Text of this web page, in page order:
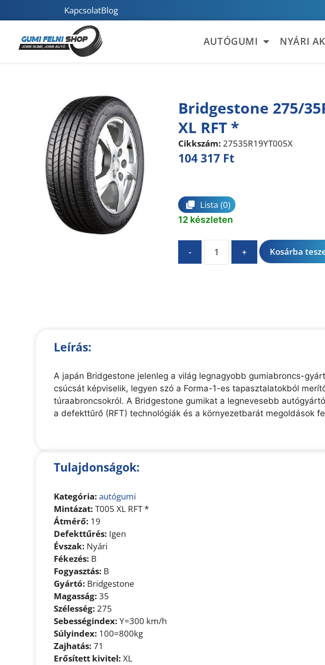
KapcsolatBlog
AUTÓGUMI NYÁRI
Bridgestone 275/
XL RFT *
Cikkszám: 27535R19YT005X
104 317 Ft
Lista (0)
12 készleten
- + Kosárba
Leírás:
A japán Bridgestone jelenleg a világ legnagyobb gumiabroncs-
csúcsát képviselik, legyen szó a Forma-1-es tapasztalatokból
túraabroncsokról. A Bridgestone gumikat a legnevesebb
a defekttűrő (RFT) technológiák és a környezetbarát megoldások
Tulajdonságok:
Kategória: autógumi
Mintázat: T005 XL RFT *
Átmérő: 19
Defekttűrés: Igen
Évszak: Nyári
Fékezés: B
Fogyasztás: B
Gyártó: Bridgestone
Magasság: 35
Szélesség: 275
Sebességindex: Y=300 km/h
Súlyindex: 100=800kg
Zajhatás: 71
Erősített kivitel: XL